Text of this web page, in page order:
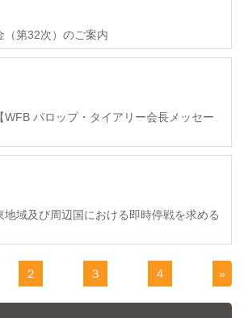
（第32次）のご案内
WFB パロップ・タイアリー会長メッセー
地域及び周辺国における即時停戦を求める
２ ３ ４ »